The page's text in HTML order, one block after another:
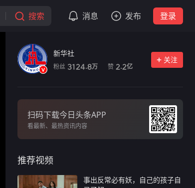
搜索 消息 发布 登录
新华社
粉丝 3124.8万 赞 2.2亿
关注
扫码下载今日头条APP
看最新、最热资讯内容
推荐视频
事出反常必有妖，自己的孩子自